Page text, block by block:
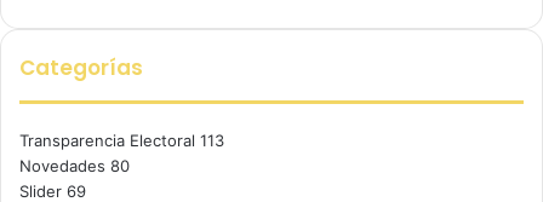
Categorías
Transparencia Electoral 113
Novedades 80
Slider 69